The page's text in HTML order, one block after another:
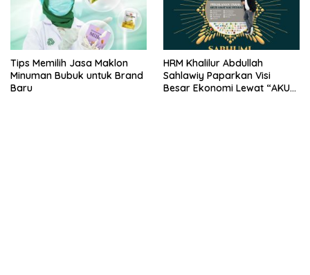
Tips Memilih Jasa Maklon
Minuman Bubuk untuk Brand
Baru
HRM Khalilur Abdullah
Sahlawiy Paparkan Visi
Besar Ekonomi Lewat “AKUR